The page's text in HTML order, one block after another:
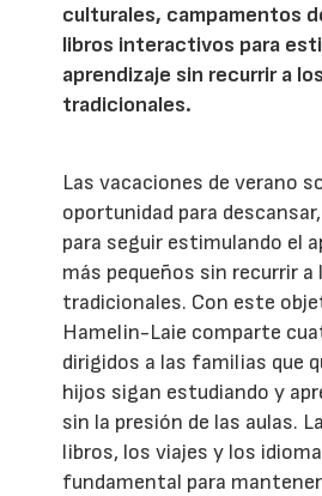
culturales, campamentos
libros interactivos para
aprendizaje sin recurrir a
tradicionales.
Las vacaciones de verano
oportunidad para
para seguir estimulando el
más pequeños sin recurrir a
tradicionales. Con este
Hamelin-Laie comparte
dirigidos a las familias que
hijos sigan estudiando y
sin la presión de las aulas.
libros, los viajes y los
fundamental para